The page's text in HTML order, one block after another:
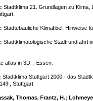
Stadtklima 21. Grundlagen zu
Städtebauliche Klimafibel. Hinweise
Stadtklimatologische Stadtrundfahrt
atlas in 3D. , Essen.
Stadtklima Stuttgart 2000 - das
, Stuttgart.
Thomas, Frantz, H.;